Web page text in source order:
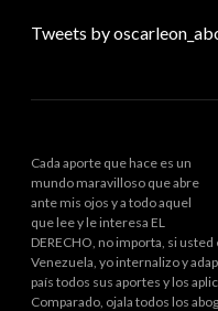
Tweets by
Cada aporte que hace es un
mundo maravilloso que abre
ante mis ojos y a todo aquel
que lee y le interesa EL
DERECHO, no importa, si usted
Venezuela, yo internalizo y
país todos sus aportes y los
Comparado, ojala todos los